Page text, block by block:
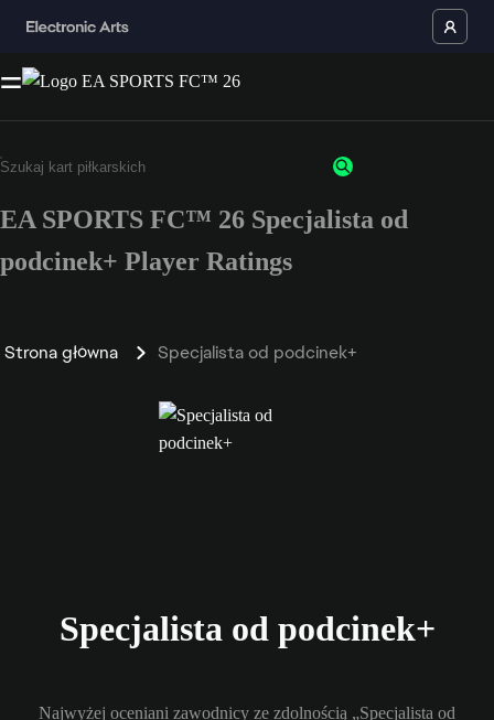
EA SPORTS FC™ 26 Specjalista od
podcinek+ Player Ratings
Strona główna Specjalista od podcinek+
Specjalista od podcinek+
Najwyżej oceniani zawodnicy ze zdolnością „Specjalista od